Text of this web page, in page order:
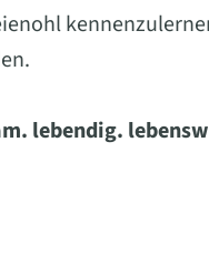
lebendig.